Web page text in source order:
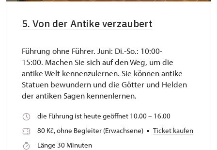
5. Von der Antike verzaubert
Führung ohne Führer. Juni: Di.-So.: 10:00-
15:00. Machen Sie sich auf den Weg, um die
antike Welt kennenzulernen. Sie können antike
Statuen bewundern und die Götter und Helden
der antiken Sagen kennenlernen.
die Führung ist heute geöffnet 10.00 – 16.00
80 Kč, ohne Begleiter (Erwachsene)
Ticket kaufen
Länge 30 Minuten